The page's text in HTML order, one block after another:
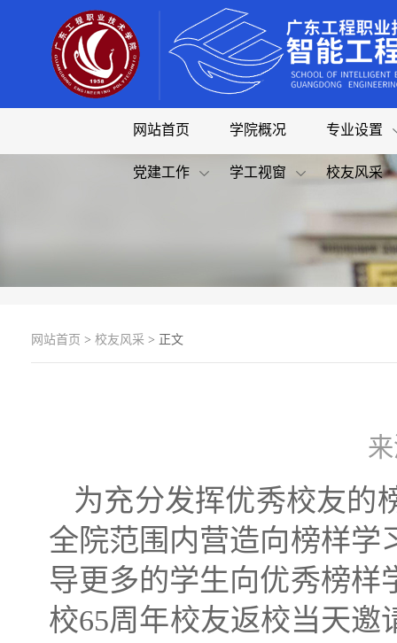
网站首页 学院概况 专业设置
党建工作 学工视窗 校友风采
网站首页 > 校友风采 > 正文
为充分发挥优秀校友的
全院范围内营造向榜样学
导更多的学生向优秀榜样
校65周年校友返校当天邀